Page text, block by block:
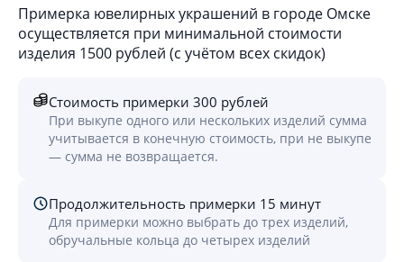
Примерка ювелирных украшений в городе Омске
осуществляется при минимальной стоимости
изделия 1500 рублей (с учётом всех скидок)
Стоимость примерки 300 рублей
При выкупе одного или нескольких изделий сумма
учитывается в конечную стоимость, при не выкупе
— сумма не возвращается.
Продолжительность примерки 15 минут
Для примерки можно выбрать до трех изделий,
обручальные кольца до четырех изделий